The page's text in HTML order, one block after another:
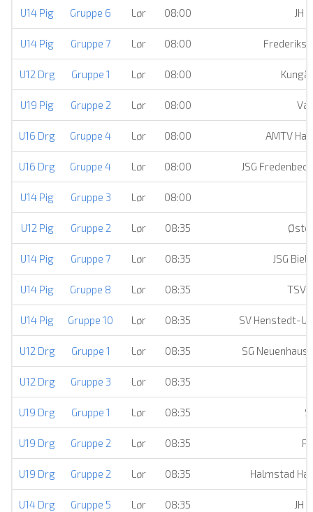
U14 Pig Gruppe 6 Lør 08:00 JH
U14 Pig Gruppe 7 Lør 08:00
U12 Drg Gruppe 1 Lør 08:00
U19 Pig Gruppe 2 Lør 08:00
U16 Drg Gruppe 4 Lør 08:00 AMTV
U16 Drg Gruppe 4 Lør 08:00 JSG
U14 Pig Gruppe 3 Lør 08:00
U12 Pig Gruppe 2 Lør 08:35
U14 Pig Gruppe 7 Lør 08:35 JSG
U14 Pig Gruppe 8 Lør 08:35 TSV
U14 Pig Gruppe 10 Lør 08:35 SV Henstedt-
U12 Drg Gruppe 1 Lør 08:35 SG
U12 Drg Gruppe 3 Lør 08:35
U19 Drg Gruppe 1 Lør 08:35
U19 Drg Gruppe 2 Lør 08:35
U19 Drg Gruppe 2 Lør 08:35 Halmstad
U14 Drg Gruppe 5 Lør 08:35 JH